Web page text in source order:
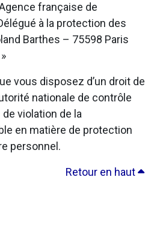
française de
à la protection des
Barthes – 75598 Paris
vous disposez d’un droit de
nationale de contrôle
violation de la
en matière de protection
personnel.
Retour en haut